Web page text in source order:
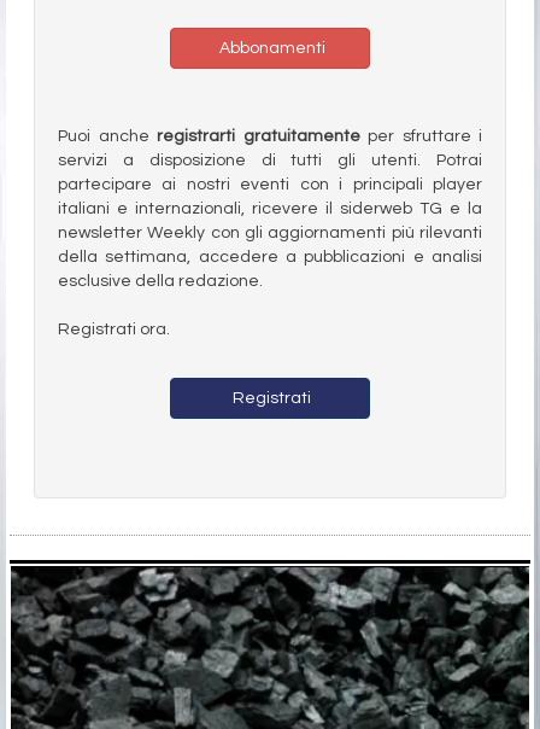
Abbonamenti
Puoi anche registrarti gratuitamenteper sfruttare i
servizi a disposizione di tutti gli utenti. Potrai
partecipare ai nostri eventi con i principali player
italiani e internazionali, ricevere il siderweb TG e la
newsletter Weekly con gli aggiornamenti più rilevanti
della settimana, accedere a pubblicazioni e analisi
esclusive della redazione.
Registrati ora.
Registrati